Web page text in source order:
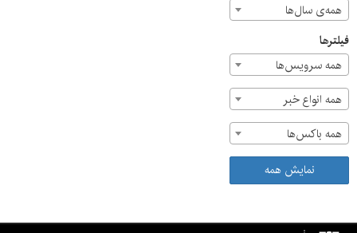
همه‌ی سال‌ها
فیلترها
همه سرویس‌ها
همه انواع خبر
همه باکس‌ها
نمایش همه